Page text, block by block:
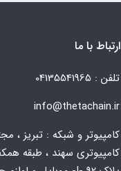
ارتباط با ما
تلفن : 04135541965
info@thetachain.ir
کامپیوتر و شبکه : تبریز ،
کامپیوتری سهند ، طبقه